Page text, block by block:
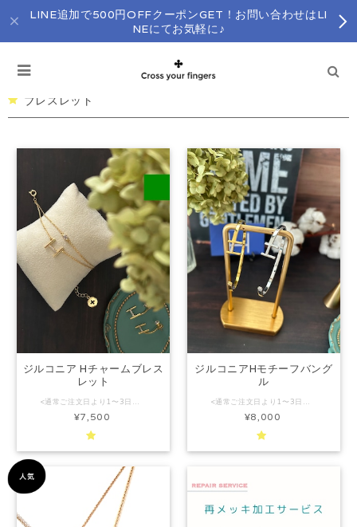
LINE追加で500円OFFクーポンGET！お問い合わせはLI
NEにてお気軽に♪
ブレスレット
ジルコニア Hチャームブレス
レット
<通常ご注文日より1〜3日以内（土日祝除く）の発送となります。特定期間発送作業をお休みさせて頂く場合はインスタグラム、及びショップトップページにてお知らせさせていただいております。> 商品のお問い合わせはLINEにてお気軽に♡→https://lin.ee/XDhzj7W 【ギフトラッピングは有料です】 かぶせ箱にリボンは有料ギフトラッピングイメージです。ご希望の場合はかならずオプションにてギフトラッピングをご選択ください。 ジルコニアHチャームシリーズはCross your fingersのフラッグシップシリーズです。 ジルコニアHチャームシリーズは、Cross your fingersのフラッグシップコレクションです。 ラグビーモチーフのアクセサリーを考えたとき、最初に思い浮かんだのは―― 澄んだ青空へと蹴り出された楕円球が、美しい弧を描きながらHポールを通過する、あの瞬間。 スタジアムの空気が一気に高まり、歓声が重なり合う、あの特別な高揚感を“身につけられる形”にしたい。 そんな想いから、このデザインは生まれました。 何度も試作を重ね、細部のバランスを追求してたどり着いたのが、この2連のデザイン。 シンプルでありながら、ラグビーらしさとアクセサリーとしての上品さを両立した、象徴的な仕上がりです。 ラグビーボールをイメージした楕円形のジルコニアとクロスバー部分に細かなジルコニアを使用したHポールのチャームがさりげなくも印象的なきらめきを添えています。 アジャスターの先にはブランドロゴを施したチャームがポイントに。 Hポールを通過し「キック成功」となるあの一瞬を切り取ったこのデザインには、 「大切な人の成功を願う気持ち」や「努力が実りますように」という前向きな想いが込められています。 自分自身のお守りとしても、大切な人の背中を押すギフトとしても選ばれています。 ラグビーをプレーしてきた方、応援してきたご家族、長く競技を愛している方にとって ラグビーモチーフのアクセサリーは、特別な意味を持つ存在です。 誕生日や記念日などの贈り物にはもちろん、 “想いを形にしたラグビーアクセサリー”として、長く愛用していただける一本に。 身につけるたびに、ラグビーへの想いと、大切な人を想う気持ちがそっとよみがえる。 そんな特別なアクセサリーです。 ＜ギフトラッピング/ペーパーバッグについて＞ オプションにてご選択ください。(オプションを選択せずに、備考欄に"ラッピング希望"等の記載があった場合には通常ラッピングにてお送りさせていただきます。) ギフト直送の場合、外装に「依頼主様」としてご注文者様のお名前を記載させていただきます。 納品書は同封致しません。ご入用の場合はご購入者様に別途メールさせていただきますので、備考欄にご記入ください。 ペーパーバッグは折り畳んで納品させていただきます。 （素材の特性上、若干の傷や押跡がついている場合がございます。ご了承ください。） 他のアイテムとセットでラッピングをご希望の場合は、どちらかの商品ページのオプションでラッピングをご選択ください。備考欄にセットにするアイテムをご記入ください。ご記入がない場合は、オプションをご選択いただいたページの商品のみラッピングさせていただきます。 尚、セットは2アイテムまでとさせていただきます。 例）ネックレス＋ピアスを一つのラッピングにする場合 ネックレス（もしくはピアス）の商品ページのオプションでラッピングを選択。 備考欄に”ネックレスとピアスを一緒にラッピング”と記入。 同じシリーズのネックレス、ピアスもございます。是非ご覧ください。 ネックレス http://www.crossyourfingersstore.com/items/4239259 ピアス http://www.crossyourfingersstore.com/items/4240116 リング https://www.crossyourfingersstore.com/items/12036197 バングル https://www.crossyourfingersstore.com/items/22986931 長さ 腕周り 約16cm （アジャスター 約5cm） 素材 合金＜K18G鍍金＞ こちらの商品は金属アレルギーをおこしにくい鍍金を使用しています。 （ニッケル、クロム、マンガン、コバルトなど一般的にアレルギーを起こしやすい物質不使用） 商品のお問い合わせはLINEにてお気軽に♡→https://lin.ee/XDhzj7W ＜注意事項＞ 〜必ずご一読ください〜 メッキ製品のお取り扱いについて メッキ製品は特性上、特性上変色を避ける事ができません。 少しでも長く良い状態を保っていただくため、着用後は 必ず柔らかい布で拭き取り、保管をお願い致します。 特にお風呂場など湿気の多い場所は劣化を早めてしまいますので 避けていただくようお願いいたします。 ※すべての方に金属アレルギー反応が出来ないこと(アレルギーフリー)を保証するものではございません。皮膚に異常を感じた場合は直ちにご使用を中止し、専門医にご相談ください。 ※ ご覧になっているモニターによって多少色の誤差があります。ご了承ください。
¥7,500
ジルコニアHモチーフバング
ル
<通常ご注文日より1〜3日以内（土日祝除く）の発送となります。特定期間発送作業をお休みさせて頂く場合はインスタグラム、及びショップトップページにてお知らせさせていただいております。> 商品のお問い合わせはLINEにてお気軽に♡→https://lin.ee/XDhzj7W かぶせ箱にリボンは有料ギフトラッピングイメージです。ご希望の場合はかならずオプションにてギフトラッピングをご選択ください。 ジルコニアHチャームシリーズは、Cross your fingersを象徴するフラッグシップコレクションです。 その世界観をそのまま手元に落とし込んだのが、この男女兼用バングルです。 ラグビーモチーフのアクセサリーを思い描いたとき、最初に浮かんだのは 澄んだ空へと蹴り上げられた楕円球が、美しい弧を描きながらHポールを通過する、あの特別な瞬間。 努力が実る瞬間、誰かを応援する気持ちが形になる瞬間を、日常の中でそっと身につけられるように。 そんな想いから、このシリーズは生まれました。 バングルの両端には、Hポールをモチーフにしたパーツと、ラグビーボールをイメージした楕円形のジルコニアを配置。 シンプルでミニマルなデザインながら、さりげなくラグビーのエッセンスを感じられる仕上がりです。 （ジルコニアは角度によって丸く見えますが、小さな楕円形になっています。） 無駄のないフォルムは男女問わず取り入れやすく、普段アクセサリーを身につけない方でも自然に馴染みます。 手首を動かすたびに光を受けて繊細にきらめき、控えめでありながら印象に残る存在感を放ちます。 内側にはさりげなくブランド刻印を施し、見えない部分にも丁寧なこだわりを。 シンプルでありながら、細部にまで想いを込めた“大人のラグビーアクセサリー”です。 着用感にも配慮し、適度なフィット感と余白のバランスに仕上げています。 （参考：モデル男性 手首サイズ17.5cm） ラグビーを愛してきた方が自分自身のお守りとして身につけるのはもちろん、 誰かの挑戦を応援したい気持ちを込めたギフトとしてもおすすめです。 誕生日や記念日、クリスマス、卒業・入学祝い、チームメイトへの贈り物にーー どこにもない、ラグビーを上品に表現したアクセサリーを探している方へ。 手元に“ラグビーの精神”を宿し、努力や仲間との絆、挑戦の記憶をそっと呼び起こす そんな特別なバングルです。 ＜ギフトラッピング/ペーパーバッグについて＞ オプションにてご選択ください。(オプションを選択せずに、備考欄に"ラッピング希望"等の記載があった場合には通常ラッピングにてお送りさせていただきます。) ギフト直送の場合、外装に「依頼主様」としてご注文者様のお名前を記載させていただきます。 納品書は同封致しません。ご入用の場合はご購入者様に別途メールさせていただきますので、備考欄にご記入ください。 ペーパーバッグは折り畳んで納品させていただきます。 他のアイテムとセットでラッピングをご希望の場合は、どちらかの商品ページのオプションでラッピングをご選択ください。備考欄にセットにするアイテムをご記入ください。ご記入がない場合は、オプションをご選択いただいたページの商品のみラッピングさせていただきます。 尚、セットは2アイテムまでとさせていただきます。 例）ネックレス＋ピアスを一つのラッピングにする場合 ネックレス（もしくはピアス）の商品ページのオプションでラッピングを選択。 備考欄に”ネックレスとピアスを一緒にラッピング”と記入。 ペーパーバッグは折り畳んだ状態で納品させていただきます。 （素材の特性上、若干の傷や押跡がついている場合がございます。ご了承ください。） 素材：合金（K18ゴールドコーティング・ロジウムコーティング）、ジルコニア サイズ：約 横内径6.3cm×縦内径5cm×3mm 商品のお問い合わせはLINEにてお気軽に♡→https://lin.ee/XDhzj7W ＜注意事項＞ 〜必ずご一読ください〜 メッキ製品は特性上、特性上変色を避ける事ができません。 少しでも長く良い状態を保っていただくため、着用後は 必ず柔らかい布で拭き取り、保管をお願い致します。 特にお風呂場など湿気の多い場所は劣化を早めてしまいますので 避けていただくようお願いいたします。 ※アレルギーを起こしにくい素材を使用しておりますが、すべての方に金属アレルギー反応が出来ないこと(アレルギーフリー)を保証するものではございません。皮膚に異常を感じた場合は直ちにご使用を中止し、専門医にご相談ください。 ※ラッピングイメージは予告なく若干の変更をする場合があります。 ※ ご覧になっているモニターによって多少色の誤差があります。ご了承ください。 ※スポーツをする際やサウナなど高温場所でのご使用はお避けください。 ※誤飲防止のため乳幼児の手の届かない場所に保管してください。 ※着用後は柔らかい布などでふき取り大切に保管してください。
¥8,000